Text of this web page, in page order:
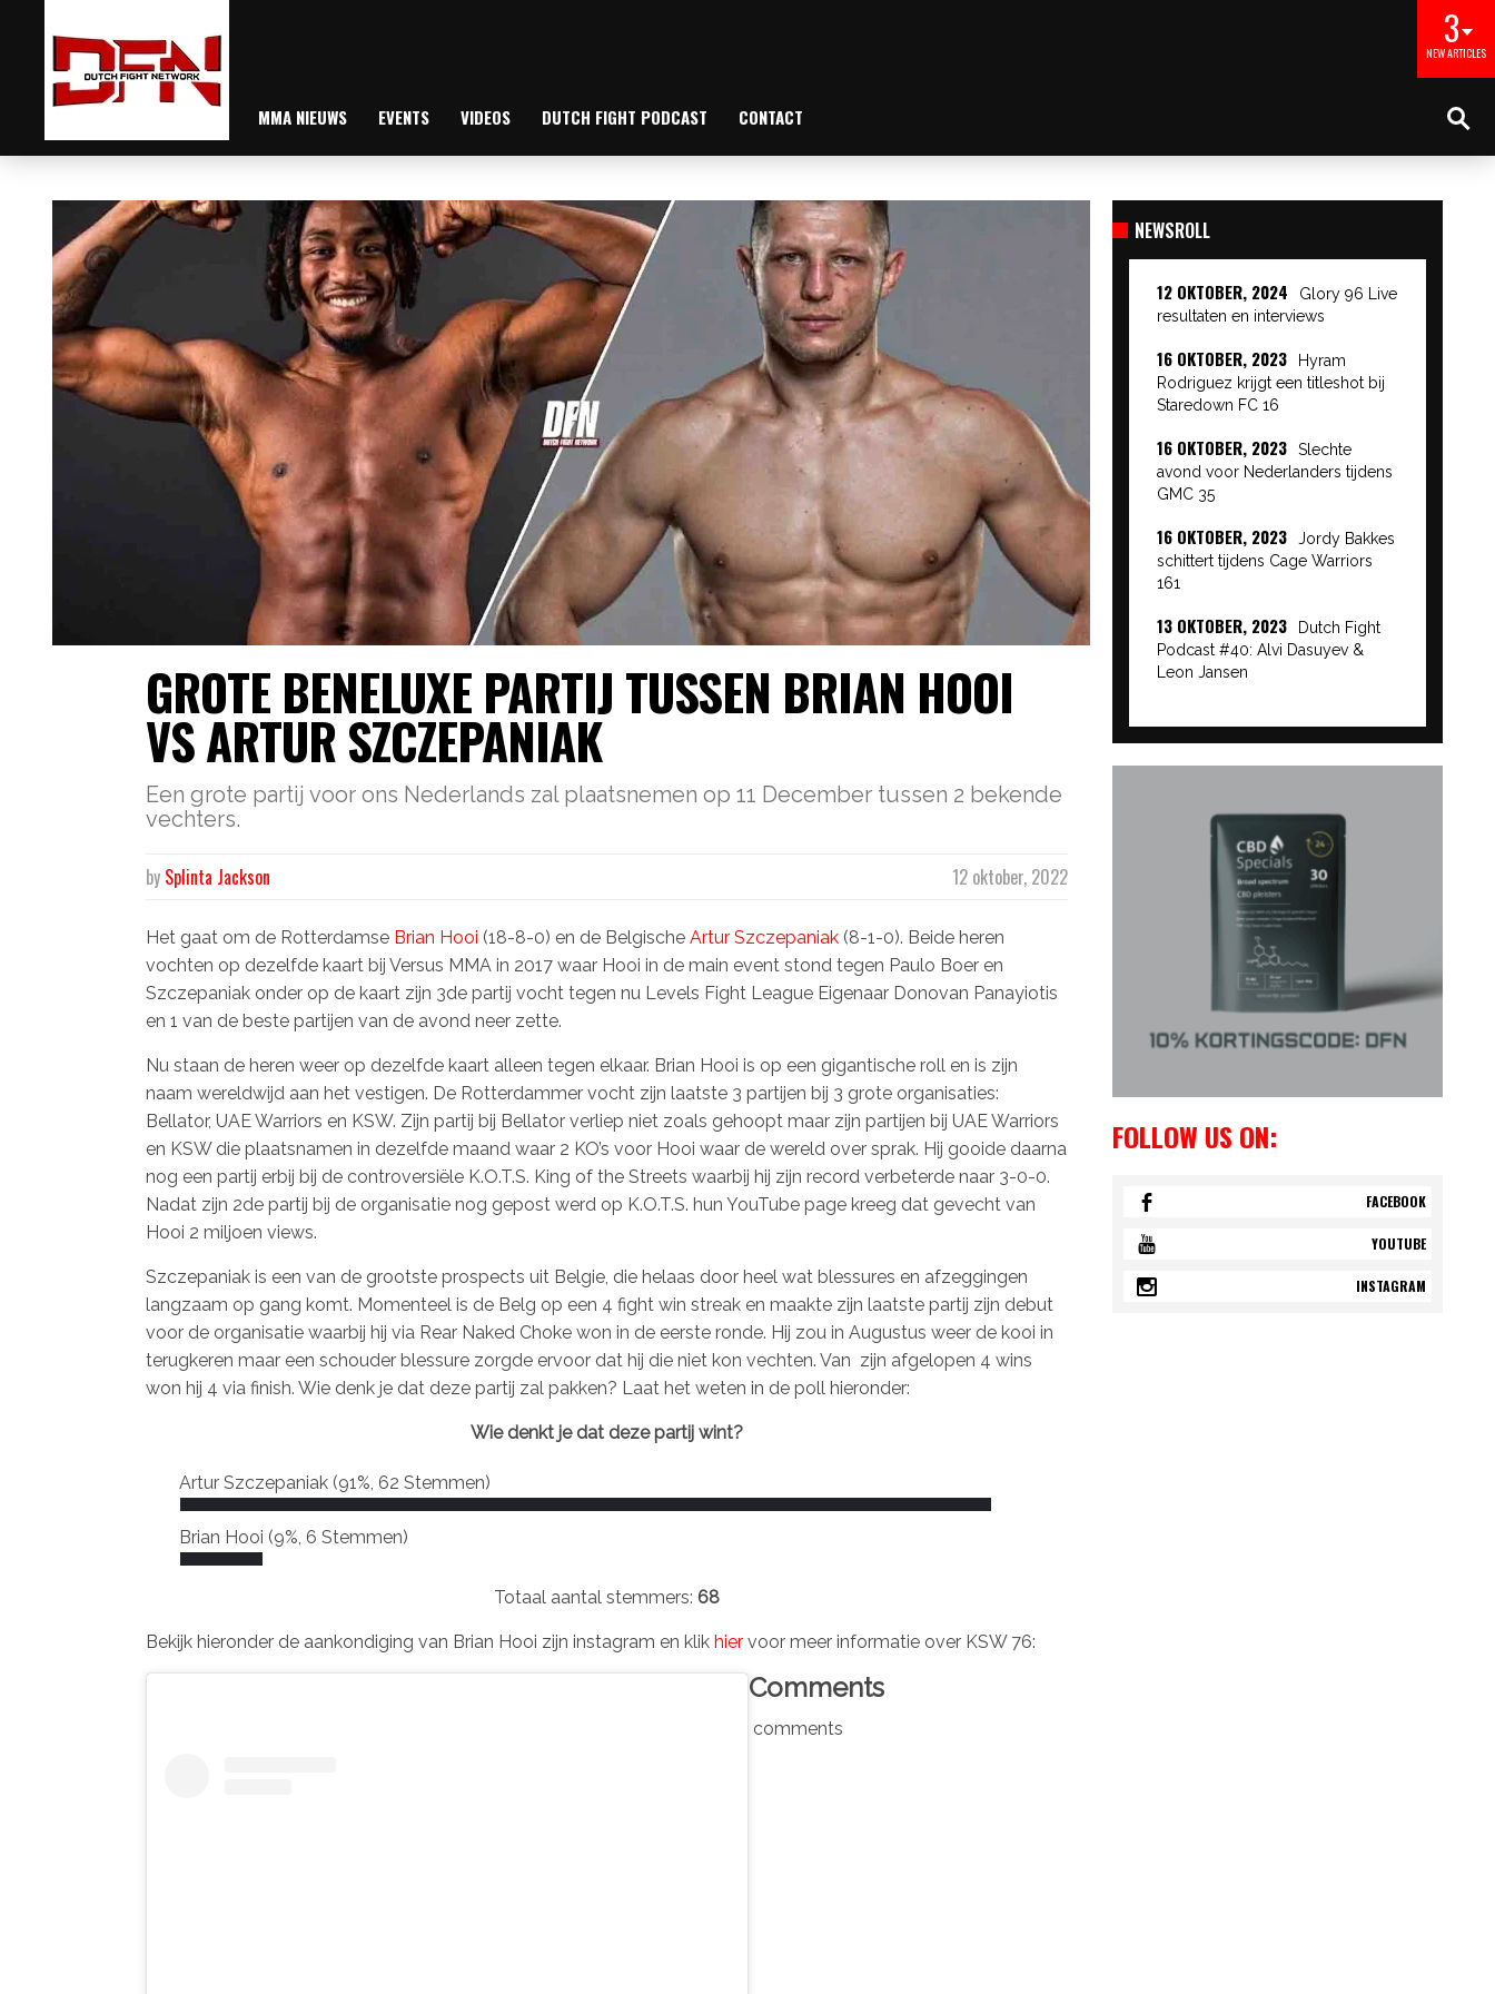
3
NEW ARTICLES
MMA NIEUWS EVENTS VIDEOS DUTCH FIGHT PODCAST CONTACT
GROTE BENELUXE PARTIJ TUSSEN BRIAN HOOI
VS ARTUR SZCZEPANIAK
Een grote partij voor ons Nederlands zal plaatsnemen op 11 December tussen 2 bekende
vechters.
12 oktober, 2022
by Splinta Jackson
Het gaat om de Rotterdamse Brian Hooi (18-8-0) en de Belgische Artur Szczepaniak (8-1-0). Beide heren
vochten op dezelfde kaart bij Versus MMA in 2017 waar Hooi in de main event stond tegen Paulo Boer en
Szczepaniak onder op de kaart zijn 3de partij vocht tegen nu Levels Fight League Eigenaar Donovan Panayiotis
en 1 van de beste partijen van de avond neer zette.
Nu staan de heren weer op dezelfde kaart alleen tegen elkaar. Brian Hooi is op een gigantische roll en is zijn
naam wereldwijd aan het vestigen. De Rotterdammer vocht zijn laatste 3 partijen bij 3 grote organisaties:
Bellator, UAE Warriors en KSW. Zijn partij bij Bellator verliep niet zoals gehoopt maar zijn partijen bij UAE Warriors
en KSW die plaatsnamen in dezelfde maand waar 2 KO’s voor Hooi waar de wereld over sprak. Hij gooide daarna
nog een partij erbij bij de controversiële K.O.T.S. King of the Streets waarbij hij zijn record verbeterde naar 3-0-0.
Nadat zijn 2de partij bij de organisatie nog gepost werd op K.O.T.S. hun YouTube page kreeg dat gevecht van
Hooi 2 miljoen views.
Szczepaniak is een van de grootste prospects uit Belgie, die helaas door heel wat blessures en afzeggingen
langzaam op gang komt. Momenteel is de Belg op een 4 fight win streak en maakte zijn laatste partij zijn debut
voor de organisatie waarbij hij via Rear Naked Choke won in de eerste ronde. Hij zou in Augustus weer de kooi in
terugkeren maar een schouder blessure zorgde ervoor dat hij die niet kon vechten. Van zijn afgelopen 4 wins
won hij 4 via finish. Wie denk je dat deze partij zal pakken? Laat het weten in de poll hieronder:
Wie denkt je dat deze partij wint?
Artur Szczepaniak (91%, 62 Stemmen)
Brian Hooi (9%, 6 Stemmen)
Totaal aantal stemmers: 68
Bekijk hieronder de aankondiging van Brian Hooi zijn instagram en klik hier voor meer informatie over KSW 76:
Comments
comments
NEWSROLL
12 OKTOBER, 2024
Glory 96 Live
resultaten en interviews
16 OKTOBER, 2023
Hyram
Rodriguez krijgt een titleshot bij
Staredown FC 16
16 OKTOBER, 2023
Slechte
avond voor Nederlanders tijdens
GMC 35
16 OKTOBER, 2023
Jordy Bakkes
schittert tijdens Cage Warriors
161
13 OKTOBER, 2023
Dutch Fight
Podcast #40: Alvi Dasuyev &
Leon Jansen
FOLLOW US ON:
FACEBOOK
YOUTUBE
INSTAGRAM